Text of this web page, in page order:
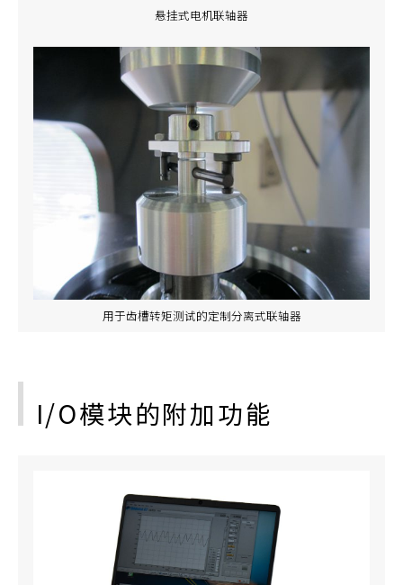
悬挂式电机联轴器
用于齿槽转矩测试的定制分离式联轴器
I/O模块的附加功能